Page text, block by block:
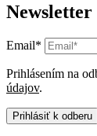
Newsletter
Email*
Prihlásením na
údajov.
Prihlásiť k odberu